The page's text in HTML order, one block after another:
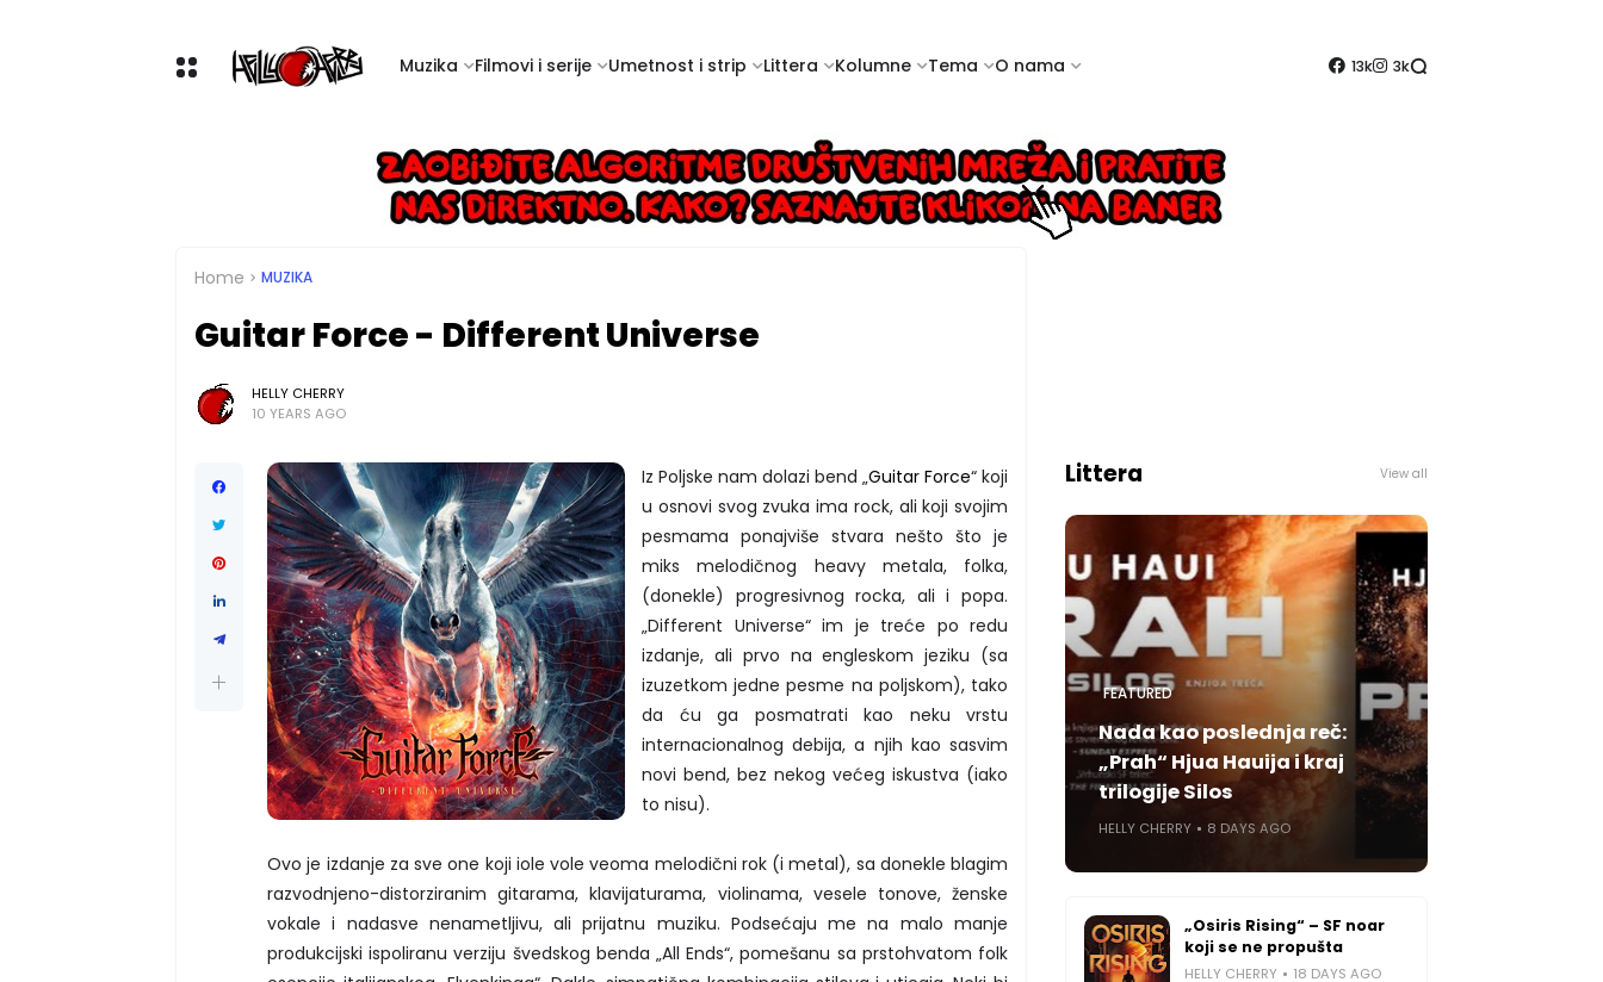
Muzika Filmovi i serije Umetnost i strip Littera Kolumne Tema O nama 13k 3k
Home MUZIKA
Guitar Force - Different Universe
HELLY CHERRY
10 YEARS AGO
Iz Poljske nam dolazi bend „Guitar Force“ koji
u osnovi svog zvuka ima rock, ali koji svojim
pesmama ponajviše stvara nešto što je
miks melodičnog heavy metala, folka,
(donekle) progresivnog rocka, ali i popa.
„Different Universe“ im je treće po redu
izdanje, ali prvo na engleskom jeziku (sa
izuzetkom jedne pesme na poljskom), tako
da ću ga posmatrati kao neku vrstu
internacionalnog debija, a njih kao sasvim
novi bend, bez nekog većeg iskustva (iako
to nisu).
Ovo je izdanje za sve one koji iole vole veoma melodični rok (i metal), sa donekle blagim
razvodnjeno-distorziranim gitarama, klavijaturama, violinama, vesele tonove, ženske
vokale i nadasve nenametljivu, ali prijatnu muziku. Podsećaju me na malo manje
produkcijski ispoliranu verziju švedskog benda „All Ends“, pomešanu sa prstohvatom folk
Littera View all
FEATURED
Nada kao poslednja reč:
„Prah“ Hjua Hauija i kraj
trilogije Silos
HELLY CHERRY 8 DAYS AGO
„Osiris Rising“ – SF noar
koji se ne propušta
HELLY CHERRY 18 DAYS AGO